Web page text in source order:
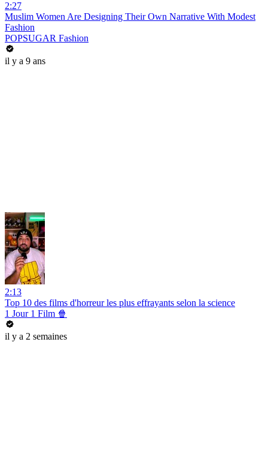
2:27
Muslim Women Are Designing Their Own Narrative With Modest
Fashion
POPSUGAR Fashion
il y a 9 ans
2:13
Top 10 des films d'horreur les plus effrayants selon la science
1 Jour 1 Film 🍿
il y a 2 semaines